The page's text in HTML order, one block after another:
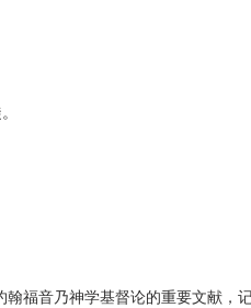
福音乃神学基督论的重要文献，